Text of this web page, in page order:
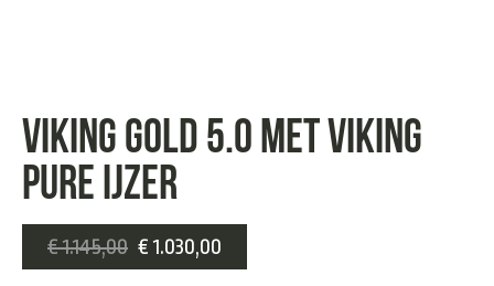
Viking gold 5.0 met viking
pure ijzer
€1.145,00 € 1.030,00